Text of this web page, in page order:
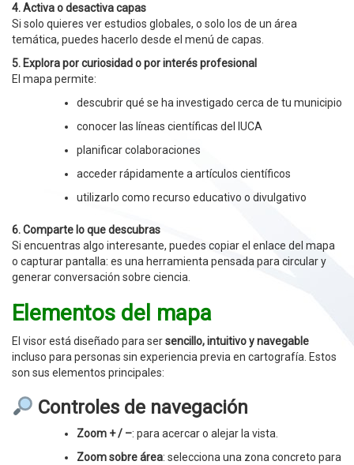
4. Activa o desactiva capas
Si solo quieres ver estudios globales, o solo los de un área
temática, puedes hacerlo desde el menú de capas.
5. Explora por curiosidad o por interés profesional
El mapa permite:
descubrir qué se ha investigado cerca de tu municipio
conocer las líneas científicas del IUCA
planificar colaboraciones
acceder rápidamente a artículos científicos
utilizarlo como recurso educativo o divulgativo
6. Comparte lo que descubras
Si encuentras algo interesante, puedes copiar el enlace del mapa
o capturar pantalla: es una herramienta pensada para circular y
generar conversación sobre ciencia.
Elementos del mapa
El visor está diseñado para sersencillo, intuitivo y navegable
incluso para personas sin experiencia previa en cartografía. Estos
son sus elementos principales:
Controles de navegación
Zoom + / –: para acercar o alejar la vista.
Zoom sobre área: selecciona una zona concreto para